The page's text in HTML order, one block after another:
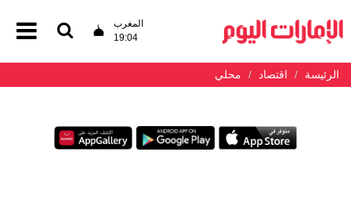
المغرب
19:04
الرئيسة اقتصاد محلي